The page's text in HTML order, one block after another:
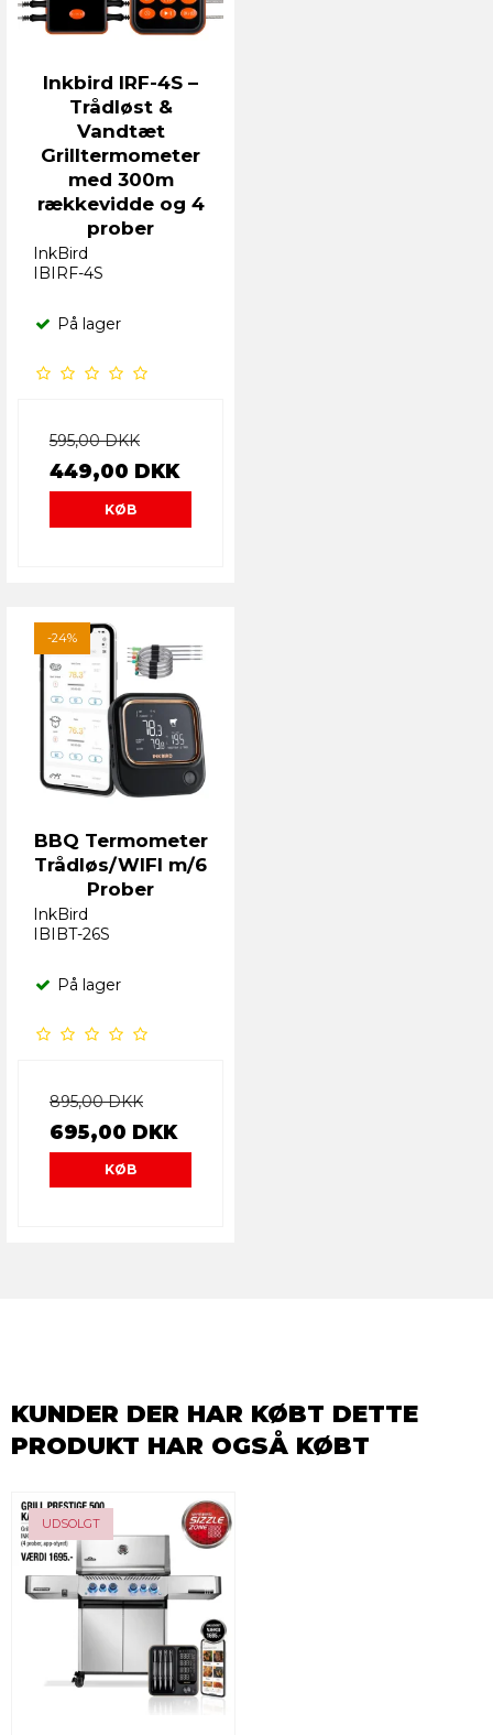
Inkbird IRF-4S –
Trådløst &
Vandtæt
Grilltermometer
med 300m
rækkevidde og 4
prober
InkBird
IBIRF-4S
På lager
595,00 DKK
449,00 DKK
KØB
-24%
BBQ Termometer
Trådløs/WIFI m/6
Prober
InkBird
IBIBT-26S
På lager
895,00 DKK
695,00 DKK
KØB
KUNDER DER HAR KØBT DETTE
PRODUKT HAR OGSÅ KØBT
-24%
UDSOLGT